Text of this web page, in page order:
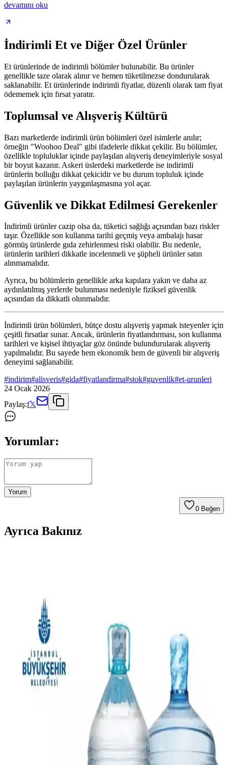
devamını oku
İndirimli Et ve Diğer Özel Ürünler
Et ürünlerinde de indirimli bölümler bulunabilir. Bu ürünler
genellikle taze olarak alınır ve hemen tüketilmezse dondurularak
saklanabilir. Et ürünlerinde indirimli fiyatlar, düzenli olarak tam fiyat
ödememek için fırsat yaratır.
Toplumsal ve Alışveriş Kültürü
Bazı marketlerde indirimli ürün bölümleri özel isimlerle anılır;
örneğin "Woohoo Deal" gibi ifadelerle dikkat çekilir. Bu bölümler,
özellikle topluluklar içinde paylaşılan alışveriş deneyimleriyle sosyal
bir boyut kazanır. Askeri üslerdeki marketlerde ise indirimli
ürünlerin bolluğu dikkat çekicidir ve bu durum topluluk içinde
paylaşılan ürünlerin yaygınlaşmasına yol açar.
Güvenlik ve Dikkat Edilmesi Gerekenler
İndirimli ürünler cazip olsa da, tüketici sağlığı açısından bazı riskler
taşır. Özellikle son kullanma tarihi geçmiş veya ambalajı hasar
görmüş ürünlerde gıda zehirlenmesi riski olabilir. Bu nedenle,
ürünlerin tarihleri dikkatle incelenmeli ve şüpheli ürünler satın
alınmamalıdır.
Ayrıca, bu bölümlerin genellikle arka kapılara yakın ve daha az
aydınlatılmış yerlerde bulunması nedeniyle fiziksel güvenlik
açısından da dikkatli olunmalıdır.
İndirimli ürün bölümleri, bütçe dostu alışveriş yapmak isteyenler için
çeşitli fırsatlar sunar. Ancak, ürünlerin fiyatlandırması, son kullanma
tarihleri ve kişisel ihtiyaçlar göz önünde bulundurularak alışveriş
yapılmalıdır. Bu sayede hem ekonomik hem de güvenli bir alışveriş
deneyimi sağlanabilir.
#indirim#alisveris#gida#fiyatlandirma#stok#guvenlik#et-urunleri
24 Ocak 2026
Paylaş:f𝕏
Yorumlar:
Yorum
0 Beğen
Ayrıca Bakınız
dostu seçenekler inceleniyor. Market markaları, indirimler ve
alternatif mağazalar tüketicilerin tasarruf sağlamasında önemli rol
Tractor Supply Ürün Fiyatları ve Alışveriş
Stratejileri: Tarım ve Evcil Hayvan Ürünleri Analizi
Tractor Supply, tarım ve çiftlik ürünlerinde uygun fiyatlar sunarken
evcil hayvan ve elektronik ürünlerde fiyat farklılıkları gösteriyor.
Alışverişte fiyat karşılaştırması ve indirim takibi önemlidir.
İndirimli Ürünlerle Ekonomik Yemek Planlama ve
Çeşitli Tarif Önerileri
Market indirimlerini takip ederek lahana ve patates gibi uygun fiyatlı
malzemelerle çeşitli kültürlere ait ekonomik ve besleyici yemekler
hazırlamak mümkündür. Yavaş pişirici ve farklı tariflerle menü